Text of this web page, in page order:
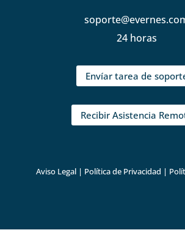
24 horas
Envíar tarea de
Recibir Asistencia
Aviso Legal | Política de Privacidad |